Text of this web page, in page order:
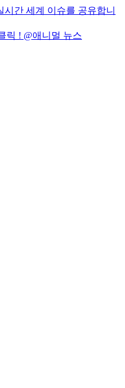
간 세계 이슈를 공유합니
릭 ! @애니멀 뉴스